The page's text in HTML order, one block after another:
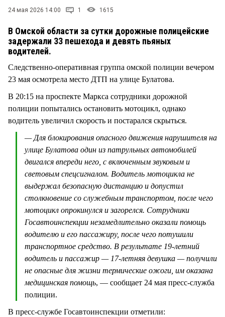
24 мая 2026 14:00 1 1615
В Омской области за сутки дорожные полицейские
задержали 33 пешехода и девять пьяных
водителей.
Следственно-оперативная группа омской полиции вечером
23 мая осмотрела место ДТП на улице Булатова.
В 20:15 на проспекте Маркса сотрудники дорожной
полиции попытались остановить мотоцикл, однако
водитель увеличил скорость и постарался скрыться.
— Для блокирования опасного движения нарушителя на
улице Булатова один из патрульных автомобилей
двигался впереди него, с включенным звуковым и
световым спецсигналом. Водитель мотоцикла не
выдержал безопасную дистанцию и допустил
столкновение со служебным транспортом, после чего
мотоцикл опрокинулся и загорелся. Сотрудники
Госавтоинспекции незамедлительно оказали помощь
водителю и его пассажиру, после чего потушили
транспортное средство. В результате 19-летний
водитель и пассажир — 17-летняя девушка — получили
не опасные для жизни термические ожоги, им оказана
медицинская помощь, — сообщает 24 мая пресс-служба
полиции.
В пресс-службе Госавтоинспекции отметили: